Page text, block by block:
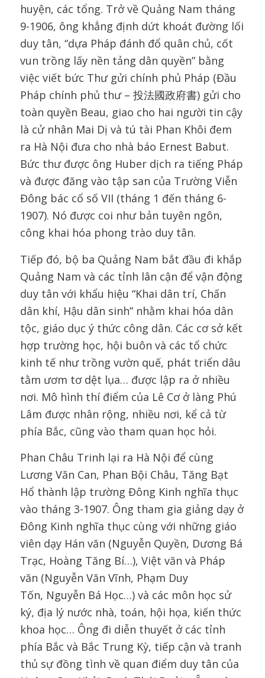
huyện, các tổng. Trở về Quảng Nam tháng
9-1906, ông khẳng định dứt khoát đường lối
duy tân, “dựa Pháp đánh đổ quân chủ, cốt
vun trồng lấy nền tảng dân quyền” bằng
việc viết bức Thư gửi chính phủ Pháp (Đầu
Pháp chính phủ thư – 投法國政府書) gửi cho
toàn quyền Beau, giao cho hai người tin cậy
là cử nhân Mai Dị và tú tài Phan Khôi đem
ra Hà Nội đưa cho nhà báo Ernest Babut.
Bức thư được ông Huber dịch ra tiếng Pháp
và được đăng vào tập san của Trường Viễn
Đông bác cổ số VII (tháng 1 đến tháng 6-
1907). Nó được coi như bản tuyên ngôn,
công khai hóa phong trào duy tân.
Tiếp đó, bộ ba Quảng Nam bắt đầu đi khắp
Quảng Nam và các tỉnh lân cận để vận động
duy tân với khẩu hiệu “Khai dân trí, Chấn
dân khí, Hậu dân sinh” nhằm khai hóa dân
tộc, giáo dục ý thức công dân. Các cơ sở kết
hợp trường học, hội buôn và các tổ chức
kinh tế như trồng vườn quế, phát triển dâu
tằm ươm tơ dệt lụa… được lập ra ở nhiều
nơi. Mô hình thí điểm của Lê Cơ ở làng Phú
Lâm được nhân rộng, nhiều nơi, kể cả từ
phía Bắc, cũng vào tham quan học hỏi.
Phan Châu Trinh lại ra Hà Nội để cùng
Lương Văn Can, Phan Bội Châu, Tăng Bạt
Hổ thành lập trường Đông Kinh nghĩa thục
vào tháng 3-1907. Ông tham gia giảng dạy ở
Đông Kinh nghĩa thục cùng với những giáo
viên dạy Hán văn (Nguyễn Quyền, Dương Bá
Trạc, Hoàng Tăng Bí…), Việt văn và Pháp
văn (Nguyễn Văn Vĩnh, Phạm Duy
Tốn, Nguyễn Bá Học…) và các môn học sử
ký, địa lý nước nhà, toán, hội họa, kiến thức
khoa học… Ông đi diễn thuyết ở các tỉnh
phía Bắc và Bắc Trung Kỳ, tiếp cận và tranh
thủ sự đồng tình về quan điểm duy tân của